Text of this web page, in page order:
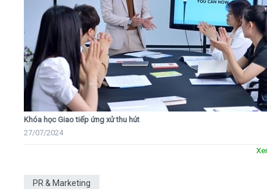
Khóa học Giao tiếp ứng xử thu hút
27/07/2024
PR & Marketing